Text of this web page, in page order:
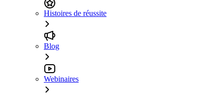
Histoires de réussite
Blog
Webinaires